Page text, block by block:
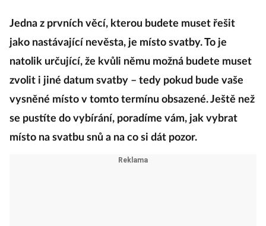
Jedna z prvních věcí, kterou budete muset řešit
jako nastávající nevěsta, je místo svatby. To je
natolik určující, že kvůli němu možná budete muset
zvolit i jiné datum svatby – tedy pokud bude vaše
vysněné místo v tomto termínu obsazené. Ještě než
se pustíte do vybírání, poradíme vám, jak vybrat
místo na svatbu snů a na co si dát pozor.